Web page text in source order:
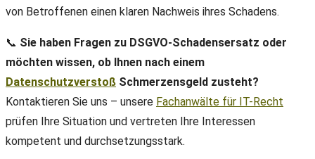
von Betroffenen einen klaren Nachweis ihres Schadens.
📞 Sie haben Fragen zu DSGVO-Schadensersatz oder
möchten wissen, ob Ihnen nach einem
Datenschutzverstoß Schmerzensgeld zusteht?
Kontaktieren Sie uns – unsere Fachanwälte für IT-Recht
prüfen Ihre Situation und vertreten Ihre Interessen
kompetent und durchsetzungsstark.